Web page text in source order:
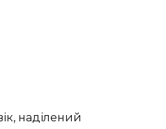
наділений